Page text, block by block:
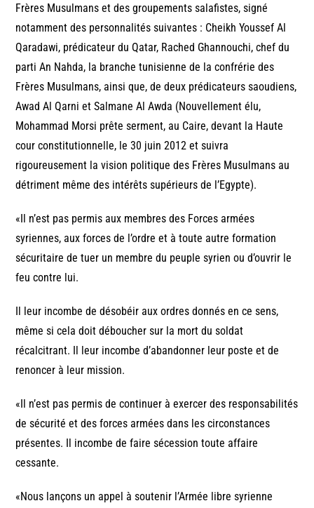
Frères Musulmans et des groupements salafistes, signé
notamment des personnalités suivantes : Cheikh Youssef Al
Qaradawi, prédicateur du Qatar, Rached Ghannouchi, chef du
parti An Nahda, la branche tunisienne de la confrérie des
Frères Musulmans, ainsi que, de deux prédicateurs saoudiens,
Awad Al Qarni et Salmane Al Awda (Nouvellement élu,
Mohammad Morsi prête serment, au Caire, devant la Haute
cour constitutionnelle, le 30 juin 2012 et suivra
rigoureusement la vision politique des Frères Musulmans au
détriment même des intérêts supérieurs de l’Egypte).
«Il n’est pas permis aux membres des Forces armées
syriennes, aux forces de l’ordre et à toute autre formation
sécuritaire de tuer un membre du peuple syrien ou d’ouvrir le
feu contre lui.
Il leur incombe de désobéir aux ordres donnés en ce sens,
même si cela doit déboucher sur la mort du soldat
récalcitrant. Il leur incombe d’abandonner leur poste et de
renoncer à leur mission.
«Il n’est pas permis de continuer à exercer des responsabilités
de sécurité et des forces armées dans les circonstances
présentes. Il incombe de faire sécession toute affaire
cessante.
«Nous lançons un appel à soutenir l’Armée libre syrienne